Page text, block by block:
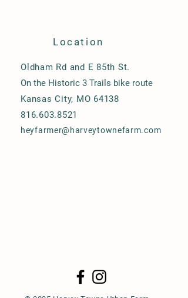
Location
Oldham Rd and E 85th St.
On the Historic 3 Trails bike route
Kansas City, MO 64138
816.603.8521
heyfarmer@harveytownefarm.com